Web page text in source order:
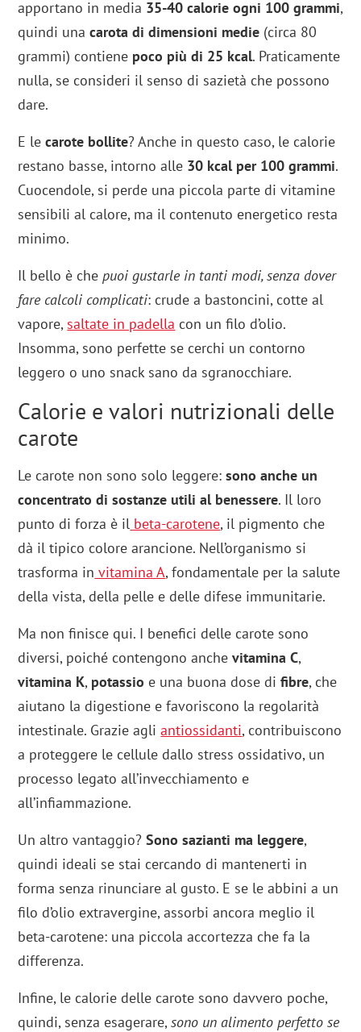
apportano in media 35-40 calorie ogni 100 grammi,
quindi unacarota di dimensioni medie (circa 80
grammi) contiene poco più di 25 kcal. Praticamente
nulla, se consideri il senso di sazietà che possono
dare.
E lecarote bollite? Anche in questo caso, le calorie
restano basse, intorno alle 30 kcal per 100 grammi.
Cuocendole, si perde una piccola parte di vitamine
sensibili al calore, ma il contenuto energetico resta
minimo.
Il bello è che puoi gustarle in tanti modi, senza dover
fare calcoli complicati: crude a bastoncini, cotte al
vapore, saltate in padella con un filo d’olio.
Insomma, sono perfette se cerchi un contorno
leggero o uno snack sano da sgranocchiare.
Calorie e valori nutrizionali delle
carote
Le carote non sono solo leggere:sono anche un
concentrato di sostanze utili al benessere. Il loro
punto di forza è il beta-carotene, il pigmento che
dà il tipico colore arancione. Nell’organismo si
trasforma in vitamina A, fondamentale per la salute
della vista, della pelle e delle difese immunitarie.
Ma non finisce qui. I benefici delle carote sono
diversi, poiché contengono anchevitamina C,
vitamina K, potassio e una buona dose difibre, che
aiutano la digestione e favoriscono la regolarità
intestinale. Grazie agliantiossidanti, contribuiscono
a proteggere le cellule dallo stress ossidativo, un
processo legato all’invecchiamento e
all’infiammazione.
Un altro vantaggio?Sono sazianti ma leggere,
quindi ideali se stai cercando di mantenerti in
forma senza rinunciare al gusto. E se le abbini a un
filo d’olio extravergine, assorbi ancora meglio il
beta-carotene: una piccola accortezza che fa la
differenza.
Infine, le calorie delle carote sono davvero poche,
quindi, senza esagerare,sono un alimento perfetto se